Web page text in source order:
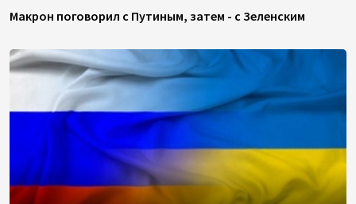
Макрон поговорил с Путиным, затем - с Зеленским